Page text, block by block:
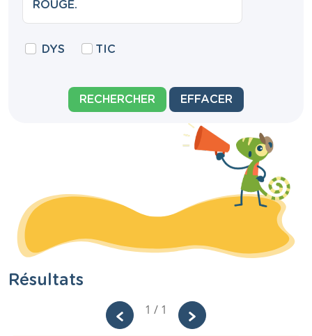
DYS TIC
RECHERCHER EFFACER
Résultats
1 / 1